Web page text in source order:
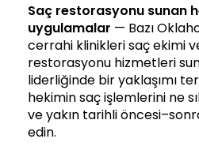
Saç restorasyonu sunan
uygulamalar — Bazı
cerrahi klinikleri saç ekimi
restorasyonu hizmetleri
liderliğinde bir yaklaşımı
hekimin saç işlemlerini ne
ve yakın tarihli
edin.